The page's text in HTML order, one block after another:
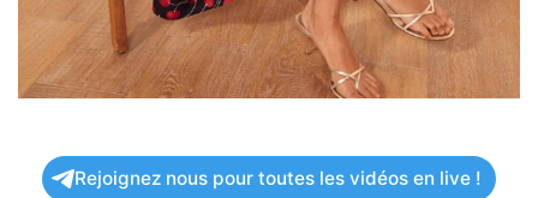
Rejoignez nous pour toutes les vidéos en live !